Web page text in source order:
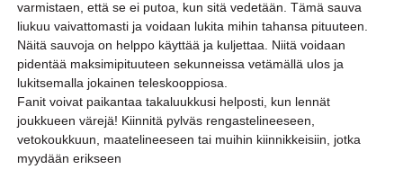
varmistaen, että se ei putoa, kun sitä vedetään. Tämä sauva
liukuu vaivattomasti ja voidaan lukita mihin tahansa pituuteen.
Näitä sauvoja on helppo käyttää ja kuljettaa. Niitä voidaan
pidentää maksimipituuteen sekunneissa vetämällä ulos ja
lukitsemalla jokainen teleskooppiosa.
Fanit voivat paikantaa takaluukkusi helposti, kun lennät
joukkueen värejä! Kiinnitä pylväs rengastelineeseen,
vetokoukkuun, maatelineeseen tai muihin kiinnikkeisiin, jotka
myydään erikseen